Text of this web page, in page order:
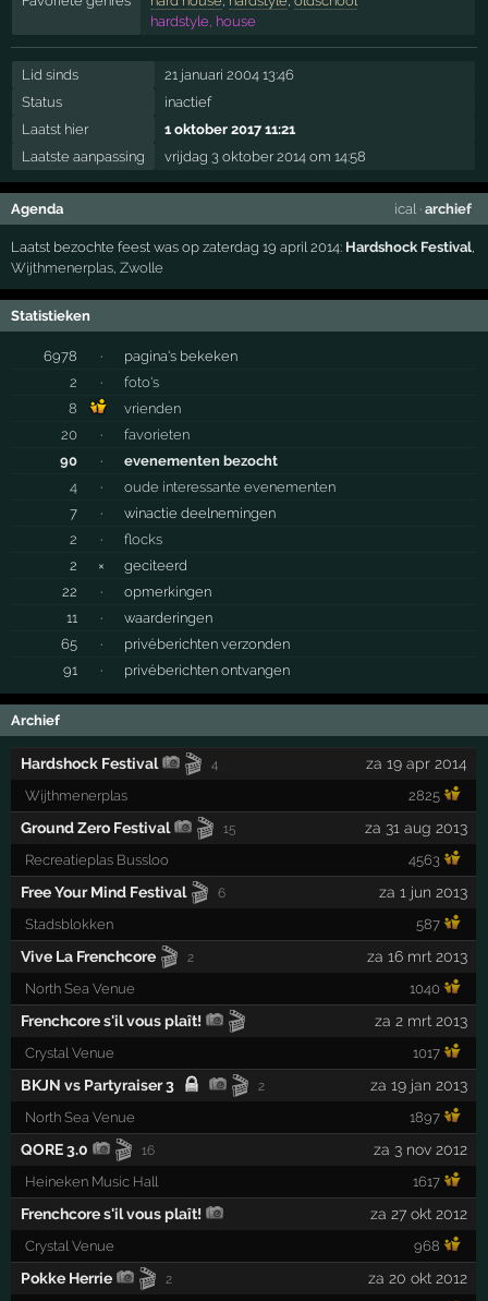
hardstyle, house
Lid sinds
21 januari 2004 13:46
Status
inactief
Laatst hier
1 oktober 2017 11:21
Laatste aanpassing
vrijdag 3 oktober 2014 om 14:58
Agenda ical· archief
Laatst bezochte feest was op zaterdag 19 april 2014: Hardshock Festival
Wijthmenerplas ,Zwolle
Statistieken
6978 ·
pagina's bekeken
2
·
foto's
8
vrienden
20
·
favorieten
90
·
evenementen bezocht
4
·
oude interessante evenementen
7
·
winactie deelnemingen
2
·
flocks
2
×
geciteerd
22
·
opmerkingen
11
·
waarderingen
65
·
privéberichten verzonden
91
· privéberichten ontvangen
Archief
Hardshock Festival 🎬 4 za 19 apr 2014
Wijthmenerplas 2825
Ground Zero Festival 🎬 15 za 31 aug 2013
Recreatieplas Bussloo 4563
Free Your Mind Festival 🎬 6 za 1 jun 2013
Stadsblokken 587
Vive La Frenchcore 🎬 2 za 16 mrt 2013
North Sea Venue 1040
Frenchcore s'il vous plaît! 🎬 za 2 mrt 2013
Crystal Venue 1017
BKJN vs Partyraiser 3 🎬 2 za 19 jan 2013
North Sea Venue 1897
QORE 3.0 🎬 16 za 3 nov 2012
Heineken Music Hall 1617
Frenchcore s'il vous plaît! za 27 okt 2012
Crystal Venue 968
Pokke Herrie 🎬 2 za 20 okt 2012